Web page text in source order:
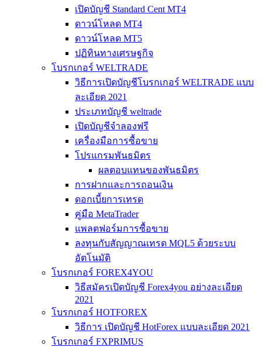
เปิดบัญชี Standard Cent MT4
ดาวน์โหลด MT4
ดาวน์โหลด MT5
ปฏิทินทางเศรษฐกิจ
โบรกเกอร์ WELTRADE
วิธีการเปิดบัญชีโบรกเกอร์ WELTRADE แบบ
ละเอียด 2021
ประเภทบัญชี weltrade
เปิดบัญชีจำลองฟรี
เครื่องมือการซื้อขาย
โปรแกรมพันธมิตร
ผลตอบแทนของพันธมิตร
การฝากและการถอนเงิน
ดอกเบี้ยการเทรด
คู่มือ MetaTrader
แพลตฟอร์มการซื้อขาย
ลงทุนกับสัญญาณเทรด MQL5 ด้วยระบบ
อัตโนมัติ
โบรกเกอร์ FOREX4YOU
วิธีสมัครเปิดบัญชี Forex4you อย่างละเอียด
2021
โบรกเกอร์ HOTFOREX
วิธีการ เปิดบัญชี HotForex แบบละเอียด 2021
โบรกเกอร์ FXPRIMUS